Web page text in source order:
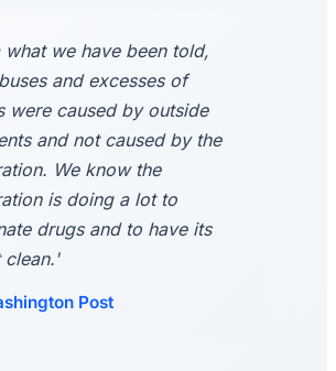
what we have been told,
and excesses of
were caused by outside
and not caused by the
We know the
is doing a lot to
drugs and to have its
clean.'
Post